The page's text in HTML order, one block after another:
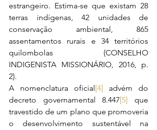
estrangeiro. Estima-se que existam 28
terras indígenas, 42 unidades de
conservação ambiental, 865
assentamentos rurais e 34 territórios
quilombolas (CONSELHO
INDIGENISTA MISSIONÁRIO, 2016, p.
2).
A nomenclatura oficial[4] advém do
decreto governamental 8.447[5] que
travestido de um plano que promoveria
o desenvolvimento sustentável na